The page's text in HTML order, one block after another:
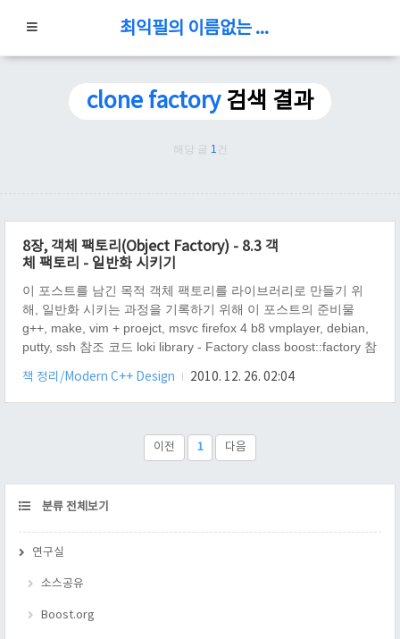
최익필의 이름없는 블로그
clone factory 검색 결과
해당 글 1 건
8장, 객체 팩토리(Object Factory) - 8.3 객
체 팩토리 - 일반화 시키기
이 포스트를 남긴 목적 객체 팩토리를 라이브러리로 만들기 위
해, 일반화 시키는 과정을 기록하기 위해 이 포스트의 준비물
g++, make, vim + proejct, msvc firefox 4 b8 vmplayer, debian,
putty, ssh 참조 코드 loki library - Factory class boost::factory 참
역. Addiston-Wesley. 인포북. 초판 2003.07.30. Chapter8
page(337 ~ 343) 비야네 스트롭스트룹 저. The C++
슨에듀케이션코리아. 초판 2쇄 2006.02.2..
책 정리/Modern C++ Design 2010. 12. 26. 02:04
이전 1 다음
CATEGORY
분류 전체보기
연구실
소스공유
Boost.org